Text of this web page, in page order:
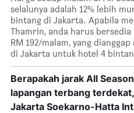
selalunya adalah 12% lebih
bintang di Jakarta. Apabila
Thamrin, anda harus
RM 192/malam, yang
di Jakarta untuk hotel 4
Berapakah jarak All
lapangan terbang
Jakarta Soekarno-Hatta